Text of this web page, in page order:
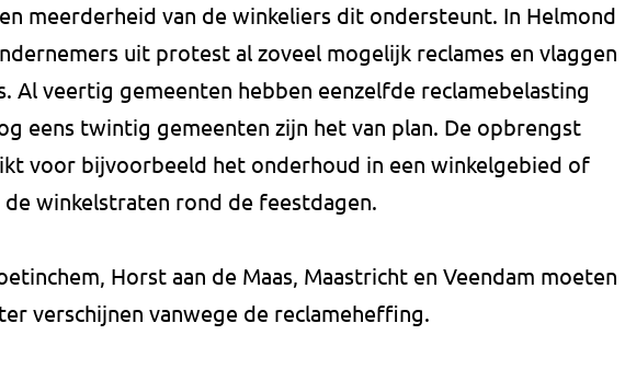
meerderheid van de winkeliers dit ondersteunt. In Helmond
uit protest al zoveel mogelijk reclames en vlaggen
Al veertig gemeenten hebben eenzelfde reclamebelasting
eens twintig gemeenten zijn het van plan. De opbrengst
voor bijvoorbeeld het onderhoud in een winkelgebied of
winkelstraten rond de feestdagen.
Horst aan de Maas, Maastricht en Veendam moeten
verschijnen vanwege de reclameheffing.